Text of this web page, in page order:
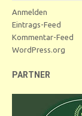
Anmelden
Eintrags-Feed
Kommentar-Feed
WordPress.org
PARTNER